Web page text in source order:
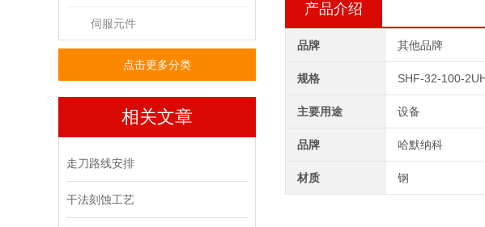
伺服元件
点击更多分类
相关文章
走刀路线安排
干法刻蚀工艺
产品介绍
品牌 其他品牌
规格 SHF-32-100-
主要用途 设备
品牌 哈默纳科
材质 钢